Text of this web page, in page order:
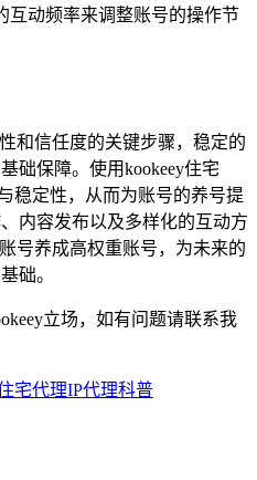
互动频率来调整账号的操作节
和信任度的关键步骤，稳定的
础保障。使用kookeey住宅
稳定性，从而为账号的养号提
内容发布以及多样化的互动方
号养成高权重账号，为未来的
础。
立场，如有问题请联系我
宅代理IP代理科普